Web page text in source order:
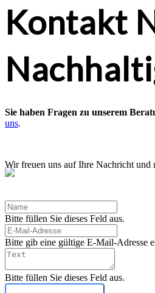
Kontakt
Sie haben Fragen zu unserem
uns.
Wir freuen uns auf Ihre Nachricht und
Bitte füllen Sie dieses Feld aus.
Bitte gib eine gültige E-Mail-Adresse
Bitte füllen Sie dieses Feld aus.